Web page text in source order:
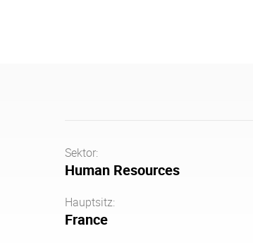
Sektor:
Human Resources
Hauptsitz:
France